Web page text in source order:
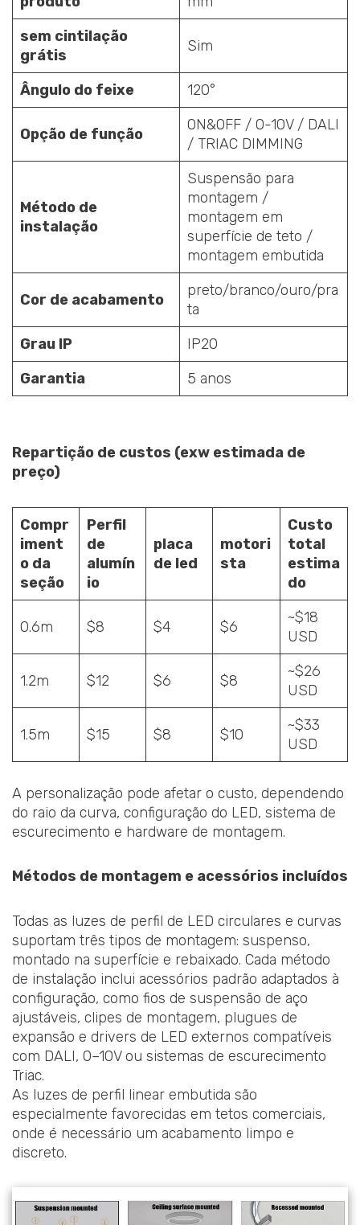
sem cintilação
grátis
Sim
Ângulo do feixe 120°
Opção de função
ON&OFF / 0-10V / DALI
/ TRIAC DIMMING
Método de
instalação
Suspensão para
montagem /
montagem em
superfície de teto /
montagem embutida
Cor de acabamento
preto/branco/ouro/pra
ta
Grau IP
IP20
Garantia
5 anos
Repartição de custos (exw estimada de
preço)
Compr
iment
o da
seção
Perfil
de
alumín
io
placa
de led
motori
sta
Custo
total
estima
do
0.6m $8 $4 $6
~$18
USD
1.2m $12 $6 $8
~$26
USD
1.5m $15 $8 $10
~$33
USD
A personalização pode afetar o custo, dependendo
do raio da curva, configuração do LED, sistema de
escurecimento e hardware de montagem.
Métodos de montagem e acessórios incluídos
Todas as luzes de perfil de LED circulares e curvas
suportam três tipos de montagem: suspenso,
montado na superfície e rebaixado. Cada método
de instalação inclui acessórios padrão adaptados à
configuração, como fios de suspensão de aço
ajustáveis, clipes de montagem, plugues de
expansão e drivers de LED externos compatíveis
com DALI, 0–10V ou sistemas de escurecimento
Triac.
As luzes de perfil linear embutida são
especialmente favorecidas em tetos comerciais,
onde é necessário um acabamento limpo e
discreto.